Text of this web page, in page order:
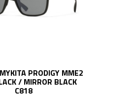
PRODIGY MME2
/ MIRROR BLACK
C818